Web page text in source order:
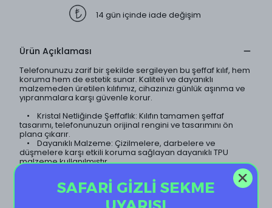
14 gün içinde iade değişim
Ürün Açıklaması
Telefonunuzu zarif bir şekilde sergileyen bu şeffaf kılıf, hem
koruma hem de estetik sunar. Kaliteli ve dayanıklı
malzemeden üretilen kılıfımız, cihazınızı günlük aşınma ve
yıpranmalara karşı güvenle korur.
• Kristal Netliğinde Şeffaflık: Kılıfın tamamen şeffaf
tasarımı, telefonunuzun orijinal rengini ve tasarımını ön
plana çıkarır.
• Dayanıklı Malzeme: Çizilmelere, darbelere ve
düşmelere karşı etkili koruma sağlayan dayanıklı TPU
malzeme kullanılmıştır.
koruyan hafif tasarımı sayesinde, kılıf neredeyse
görünmezdir.
• Sararma Yapmaz: Özel kaplama teknolojisi sayesinde
SAFARİ GİZLİ SEKME